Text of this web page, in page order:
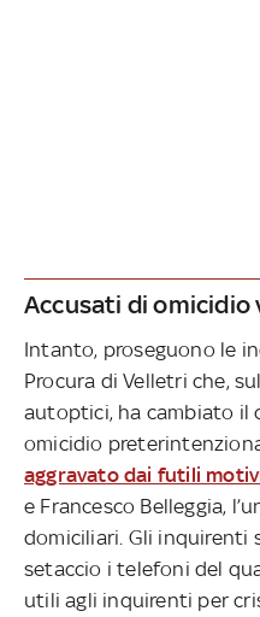
Accusati di
Intanto, proseguono le
Procura di Velletri che,
autoptici, ha cambiato il
omicidio
aggravato dai futili
e Francesco Belleggia,
domiciliari. Gli inquirenti
setaccio i telefoni del
utili agli inquirenti per